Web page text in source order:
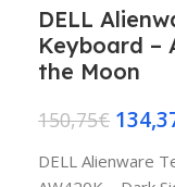
DELL
Keyboard –
the Moon
150,75€
DELL Alienware